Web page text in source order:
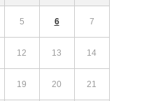
5 6 7
12 13 14
19 20 21